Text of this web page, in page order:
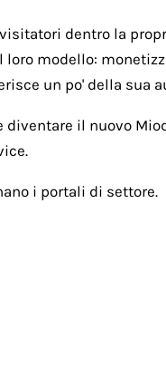
dentro la
modello:
un po' della sua
il nuovo
i portali di settore.